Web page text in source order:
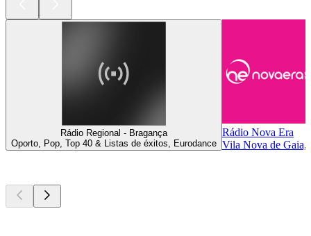
Rádio Regional - Bragança
Oporto, Pop, Top 40 & Listas de éxitos, Eurodance
Rádio Nova Era
Vila Nova de Gaia,